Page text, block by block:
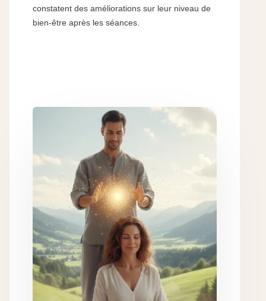
constatent des améliorations sur leur niveau de
bien-être après les séances.